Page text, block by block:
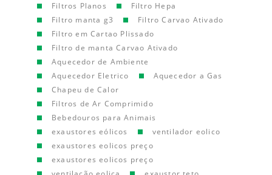
Filtros Planos
Filtro Hepa
Filtro manta g3
Filtro Carvao Ativado
Filtro em Cartao Plissado
Filtro de manta Carvao Ativado
Aquecedor de Ambiente
Aquecedor Eletrico
Aquecedor a Gas
Chapeu de Calor
Filtros de Ar Comprimido
Bebedouros para Animais
exaustores eólicos
ventilador eolico
exaustores eolicos preço
exaustores eolicos preço